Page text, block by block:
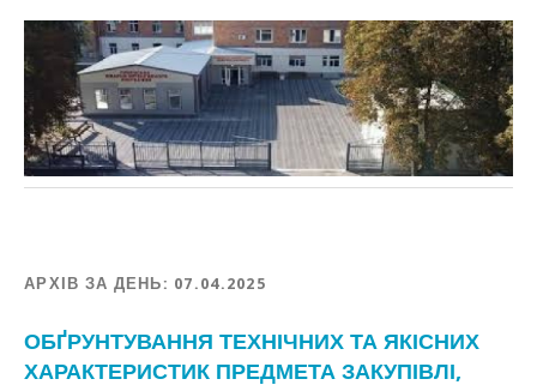
АРХІВ ЗА ДЕНЬ: 07.04.2025
ОБҐРУНТУВАННЯ ТЕХНІЧНИХ ТА ЯКІСНИХ
ХАРАКТЕРИСТИК ПРЕДМЕТА ЗАКУПІВЛІ,